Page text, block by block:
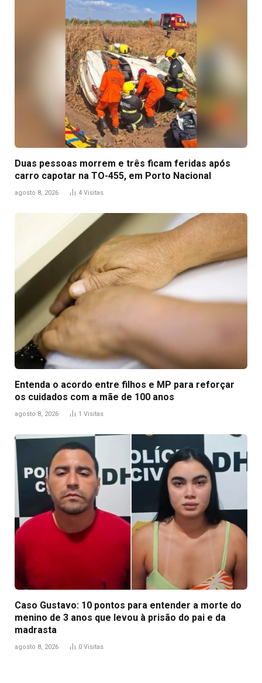
Duas pessoas morrem e três ficam feridas após
carro capotar na TO-455, em Porto Nacional
agosto 8, 2026 4 Visitas
Entenda o acordo entre filhos e MP para reforçar
os cuidados com a mãe de 100 anos
agosto 8, 2026 1 Visitas
Caso Gustavo: 10 pontos para entender a morte do
menino de 3 anos que levou à prisão do pai e da
madrasta
agosto 8, 2026 0 Visitas